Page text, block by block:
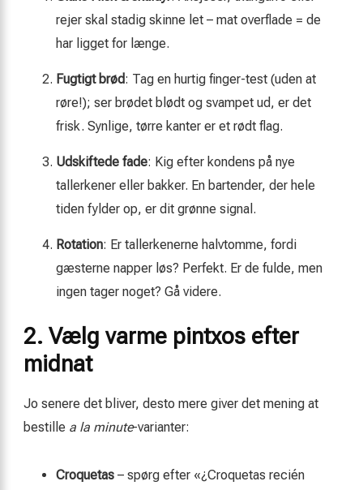
rejer skal stadig skinne let – mat overflade = de
har ligget for længe.
Fugtigt brød: Tag en hurtig finger-test (uden at
røre!); ser brødet blødt og svampet ud, er det
frisk. Synlige, tørre kanter er et rødt flag.
Udskiftede fade: Kig efter kondens på nye
tallerkener eller bakker. En bartender, der hele
tiden fylder op, er dit grønne signal.
Rotation: Er tallerkenerne halvtomme, fordi
gæsterne napper løs? Perfekt. Er de fulde, men
ingen tager noget? Gå videre.
2. Vælg varme pintxos efter
midnat
Jo senere det bliver, desto mere giver det mening at
bestille a la minute-varianter:
Croquetas – spørg efter «¿Croquetas recién